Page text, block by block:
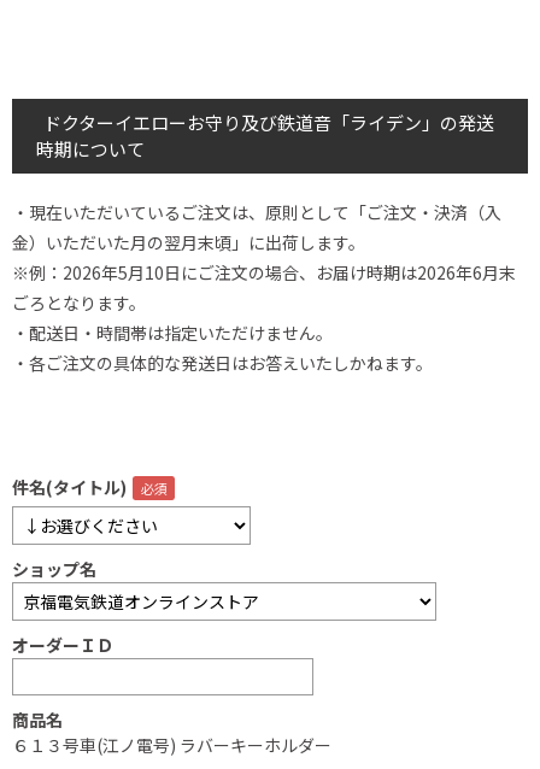
ドクターイエローお守り及び鉄道音「ライデン」の発送
時期について
・現在いただいているご注文は、原則として「ご注文・決済（入
金）いただいた月の翌月末頃」に出荷します。
※例：2026年5月10日にご注文の場合、お届け時期は2026年6月末
ごろとなります。
・配送日・時間帯は指定いただけません。
・各ご注文の具体的な発送日はお答えいたしかねます。
件名(タイトル)
ショップ名
オーダーＩＤ
商品名
６１３号車(江ノ電号) ラバーキーホルダー